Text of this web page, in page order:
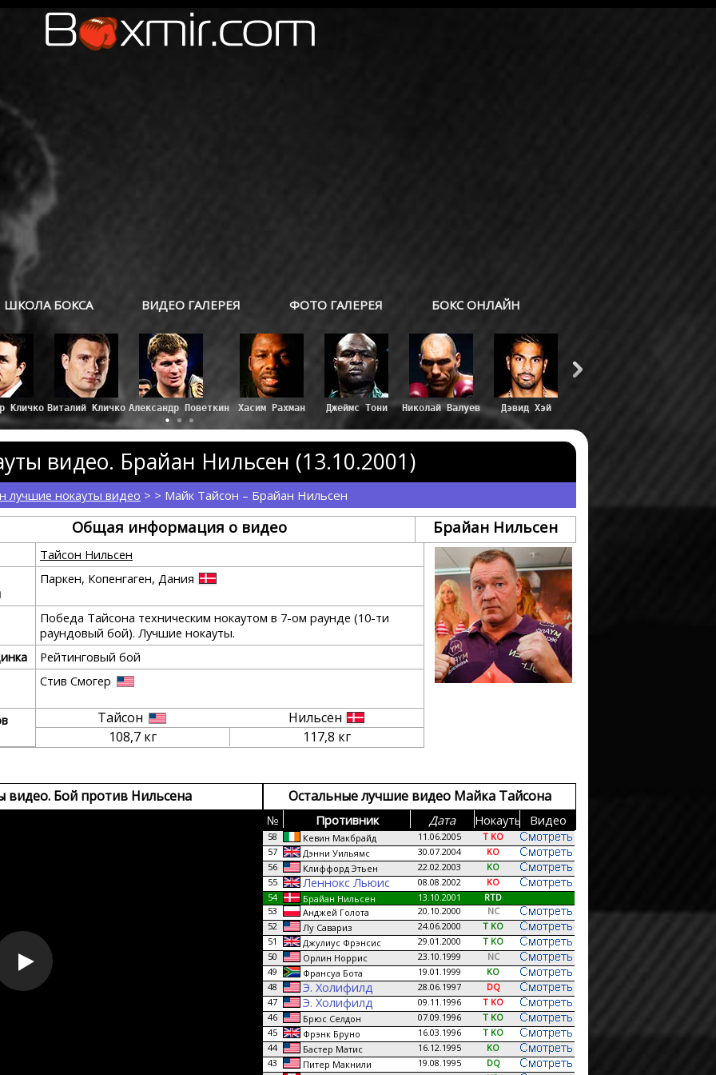
ШКОЛА БОКСА ВИДЕО ГАЛЕРЕЯ ФОТО ГАЛЕРЕЯ БОКС ОНЛАЙН
Кличко
Виталий Кличко Александр Поветкин Хасим Рахман Джеймс Тони Николай Валуев Дэвид Хэй
видео. Брайан Нильсен (13.10.2001)
лучшие нокауты видео > > Майк Тайсон – Брайан Нильсен
Общая информация о видео Брайан Нильсен
Тайсон Нильсен
Паркен, Копенгаген, Дания
Победа Тайсона техническим нокаутом в 7-ом раунде (10-ти
раундовый бой). Лучшие нокауты.
Рейтинговый бой
Стив Смогер
Тайсон
Нильсен
108,7 кг
117,8 кг
видео. Бой против Нильсена Остальные лучшие видео Майка Тайсона
№ Противник Дата Нокауты Видео
58 Кевин Макбрайд 11.06.2005
T KO
57
Дэнни Уильямс 30.07.2004
KO
56
Клиффорд Этьен 22.02.2003
KO
55
Леннокс Льюис 08.08.2002
KO
54
Брайан Нильсен 13.10.2001
RTD
53
Анджей Голота 20.10.2000
NC
52
Лу Савариз 24.06.2000
T KO
51
Джулиус Фрэнсис 29.01.2000
T KO
50
Орлин Норрис 23.10.1999
NC
49
Франсуа Бота 19.01.1999
KO
48
Э. Холифилд 28.06.1997
DQ
47
Э. Холифилд 09.11.1996
T KO
46
Брюс Селдон 07.09.1996
T KO
45
Фрэнк Бруно 16.03.1996
T KO
44
Бастер Матис 16.12.1995
KO
43
Питер Макнили 19.08.1995
DQ